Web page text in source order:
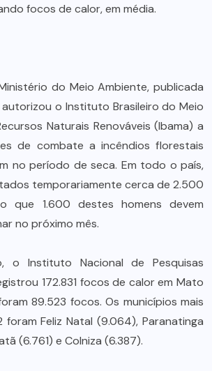
focos de calor, em média.
do Meio Ambiente, publicada
o Instituto Brasileiro do Meio
Naturais Renováveis (Ibama) a
de combate a incêndios florestais
no período de seca. Em todo o país,
temporariamente cerca de 2.500
que 1.600 destes homens devem
no próximo mês.
o Instituto Nacional de Pesquisas
172.831 focos de calor em Mato
89.523 focos. Os municípios mais
foram Feliz Natal (9.064), Paranatinga
(6.761) e Colniza (6.387).